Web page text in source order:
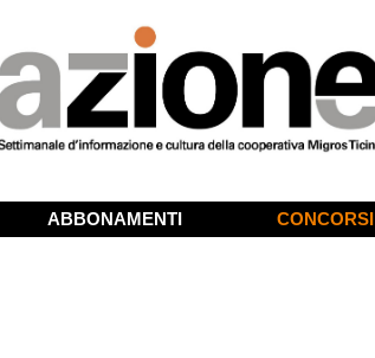
ABBONAMENTI CONCORSI